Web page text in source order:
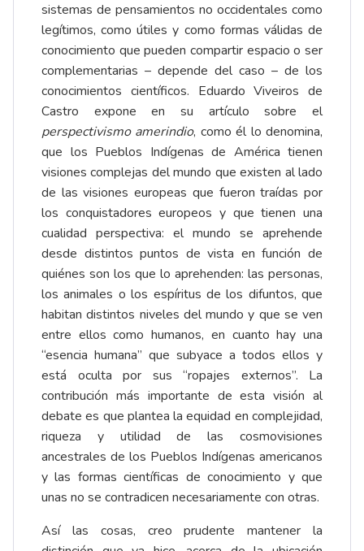
sistemas de pensamientos no occidentales como
legítimos, como útiles y como formas válidas de
conocimiento que pueden compartir espacio o ser
complementarias – depende del caso – de los
conocimientos científicos. Eduardo Viveiros de
Castro expone en su artículo sobre el
perspectivismo amerindio, como él lo denomina,
que los Pueblos Indígenas de América tienen
visiones complejas del mundo que existen al lado
de las visiones europeas que fueron traídas por
los conquistadores europeos y que tienen una
cualidad perspectiva: el mundo se aprehende
desde distintos puntos de vista en función de
quiénes son los que lo aprehenden: las personas,
los animales o los espíritus de los difuntos, que
habitan distintos niveles del mundo y que se ven
entre ellos como humanos, en cuanto hay una
“esencia humana” que subyace a todos ellos y
está oculta por sus “ropajes externos”. La
contribución más importante de esta visión al
debate es que plantea la equidad en complejidad,
riqueza y utilidad de las cosmovisiones
ancestrales de los Pueblos Indígenas americanos
y las formas científicas de conocimiento y que
unas no se contradicen necesariamente con otras.
Así las cosas, creo prudente mantener la